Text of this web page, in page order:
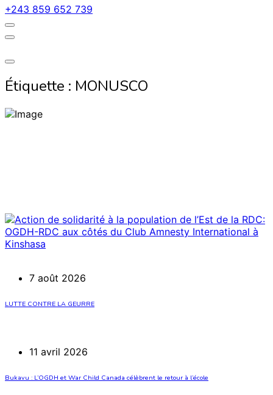
+243 859 652 739
Étiquette : MONUSCO
7 août 2026
LUTTE CONTRE LA GEURRE
11 avril 2026
Bukavu : L’OGDH et War Child Canada célèbrent le retour à l’école